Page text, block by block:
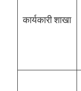
कार्यकारी शाखा